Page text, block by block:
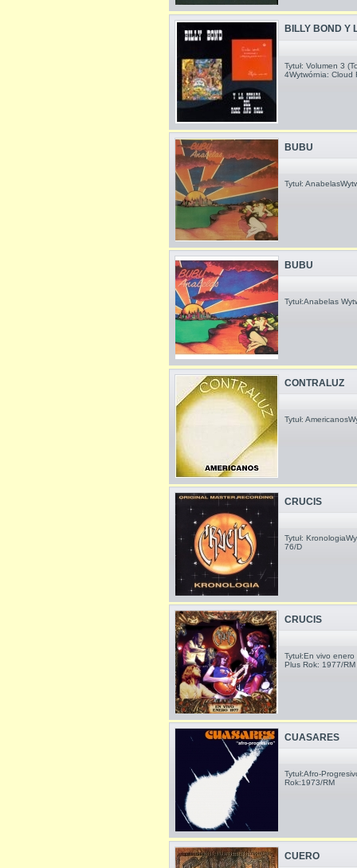
BILLY BOND Y
Tytuł: Volumen 3
4Wytwórnia: Cloud
BUBU
Tytuł:
BUBU
Tytuł:Anabelas
CONTRALUZ
Tytuł:
CRUCIS
Tytuł:
76/D
CRUCIS
Tytuł:En vivo
Plus Rok: 1977/RM
CUASARES
Tytuł:Afro-
Rok:1973/RM
CUERO